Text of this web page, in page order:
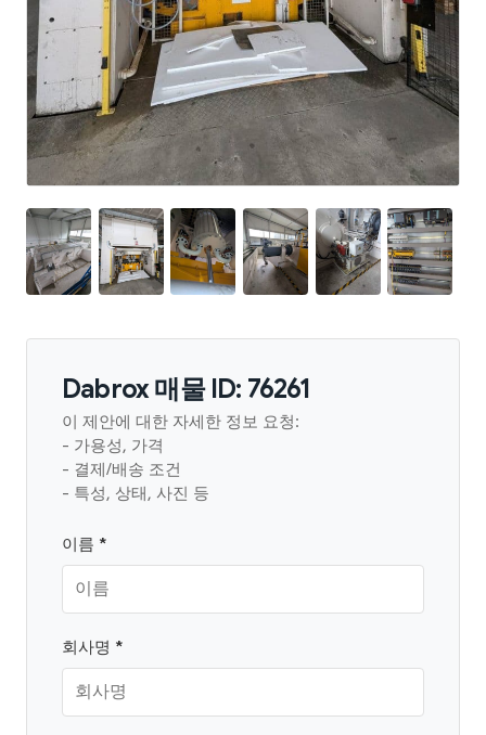
Dabrox 매물 ID: 76261
이 제안에 대한 자세한 정보 요청:
- 가용성, 가격
- 결제/배송 조건
- 특성, 상태, 사진 등
이름 *
회사명 *